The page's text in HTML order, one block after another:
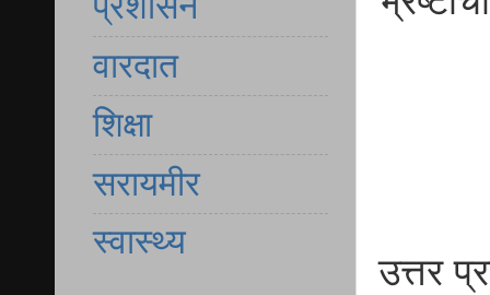
उत्तर
वारदात
शिक्षा
सरायमीर
स्वास्थ्य